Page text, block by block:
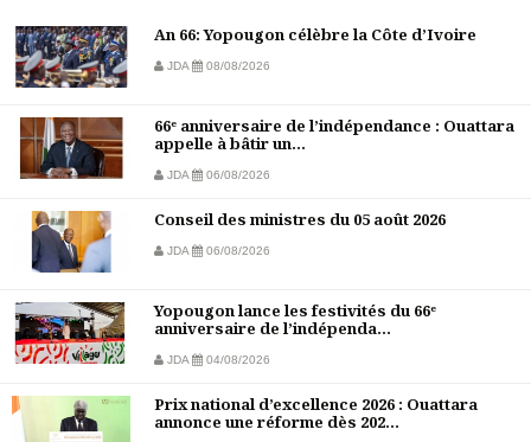
An 66: Yopougon célèbre la Côte d’Ivoire
JDA 08/08/2026
66ᵉ anniversaire de l’indépendance : Ouattara
appelle à bâtir un...
JDA 06/08/2026
Conseil des ministres du 05 août 2026
JDA 06/08/2026
Yopougon lance les festivités du 66ᵉ
anniversaire de l’indépenda...
JDA 04/08/2026
Prix national d’excellence 2026 : Ouattara
annonce une réforme dès 202...